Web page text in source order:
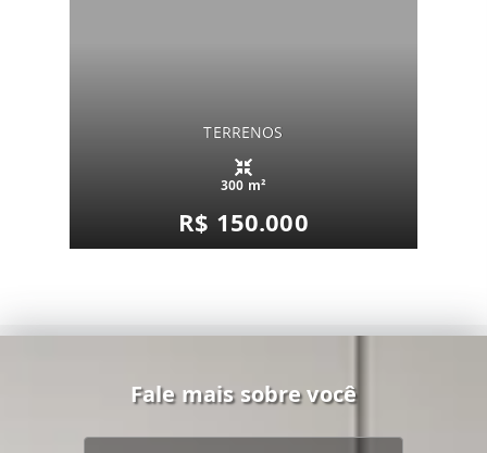
TERRENOS
300 m²
R$ 150.000
Fale mais sobre você